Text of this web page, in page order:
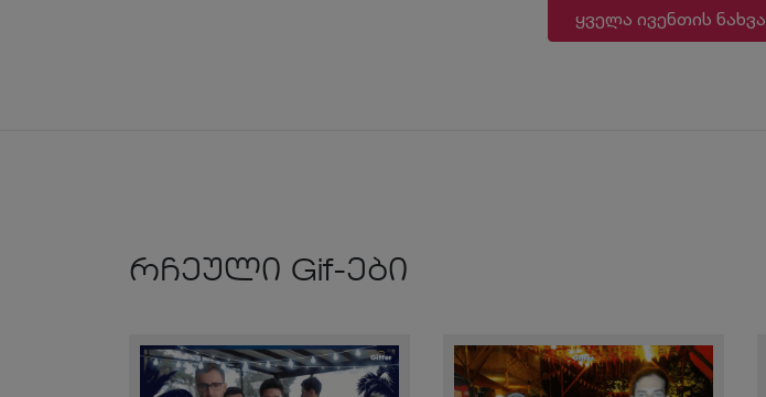
ყველა ივენთის ნახვა
რჩეული Gif-ები